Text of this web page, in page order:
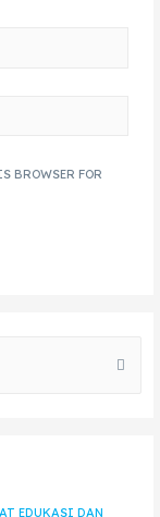
BROWSER FOR
EDUKASI DAN